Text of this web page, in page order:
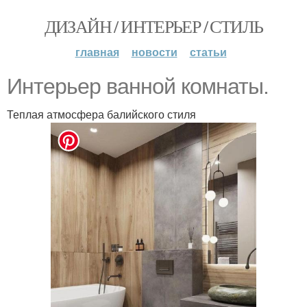
ДИЗАЙН / ИНТЕРЬЕР / СТИЛЬ
главная новости статьи
Интерьер ванной комнаты.
Теплая атмосфера балийского стиля